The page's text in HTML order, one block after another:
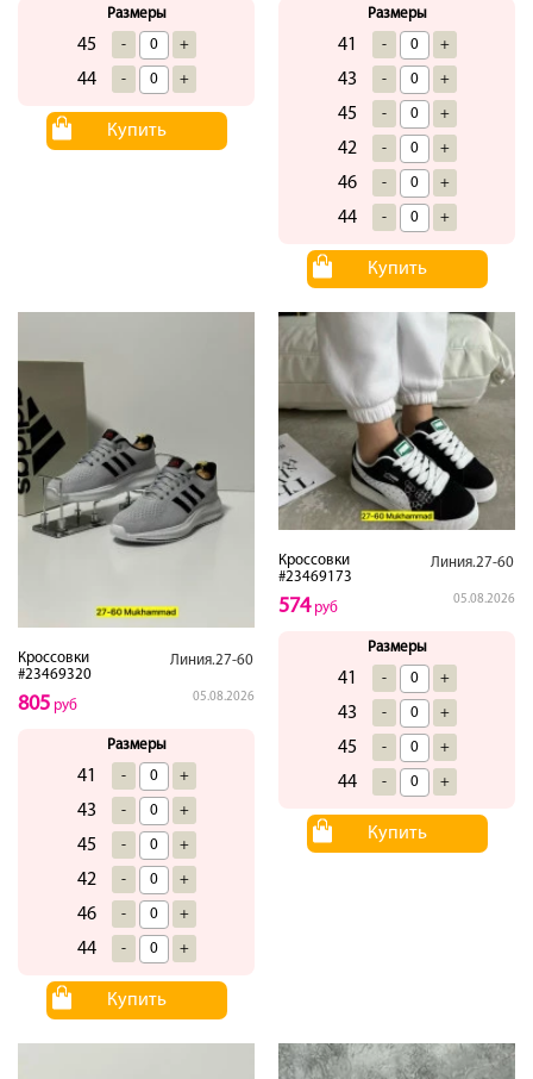
Размеры
45 - +
44 - +
Купить
Размеры
41 - +
43 - +
45 - +
42 - +
46 - +
44 - +
Купить
Кроссовки
#23469320
Линия.27-60
05.08.2026
805 руб
Размеры
41 - +
43 - +
45 - +
42 - +
46 - +
44 - +
Купить
Кроссовки
#23469173
Линия.27-60
05.08.2026
574руб
Размеры
41 - +
43 - +
45 - +
44 - +
Купить